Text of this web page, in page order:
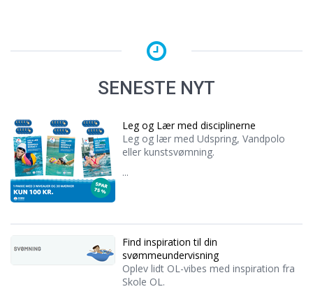
SENESTE NYT
Leg og Lær med disciplinerne
Leg og lær med Udspring, Vandpolo
eller kunstsvømning.
...
Find inspiration til din
svømmeundervisning
Oplev lidt OL-vibes med inspiration fra
Skole OL.